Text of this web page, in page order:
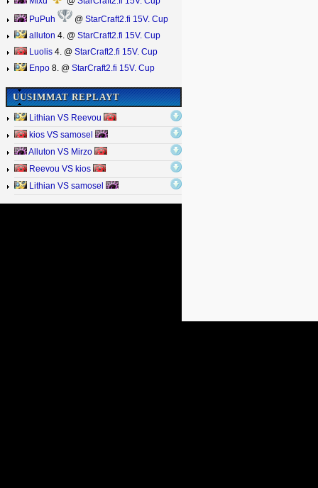
PuPuh @ StarCraft2.fi 15V. Cup
alluton 4. @ StarCraft2.fi 15V. Cup
Luolis 4. @ StarCraft2.fi 15V. Cup
Enpo 8. @ StarCraft2.fi 15V. Cup
UUSIMMAT REPLAYT
Lithian VS Reevou
kios VS samosel
Alluton VS Mirzo
Reevou VS kios
Lithian VS samosel